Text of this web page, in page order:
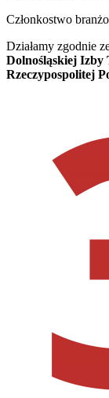
Członkostwo
Działamy zgodnie
Dolnośląskiej Izby
Rzeczypospolitej